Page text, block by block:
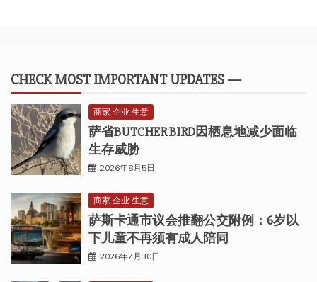
CHECK MOST IMPORTANT UPDATES —
商家 企业 生意
萨省BUTCHER BIRD因栖息地减少面临
生存威胁
2026年8月5日
商家 企业 生意
萨斯卡通市议会推翻公交附例：6岁以
下儿童不再须有成人陪同
2026年7月30日